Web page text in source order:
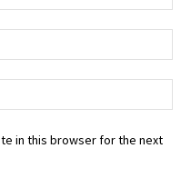
in this browser for the next